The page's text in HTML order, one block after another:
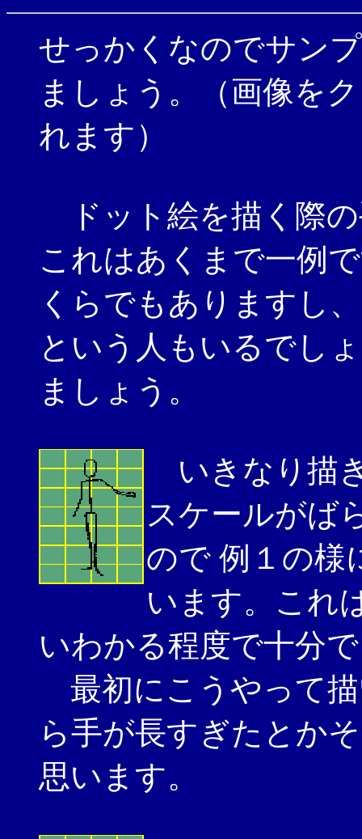
せっかくなのでサン
ましょう。（画像を
れます）
ドット絵を描く際
これはあくまで一例
くらでもありますし
という人もいるでし
ましょう。
いきなり描
スケールがば
ので 例１の様
います。これ
いわかる程度で十分
最初にこうやって
ら手が長すぎたとか
思います。